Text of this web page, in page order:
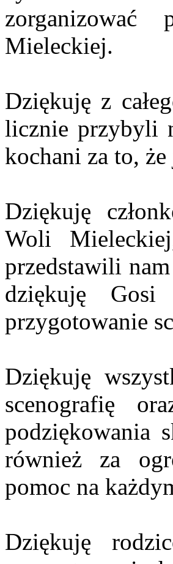
zorganizować
Mieleckiej.
Dziękuję z
licznie przybyli
kochani za to, że
Dziękuję
Woli
przedstawili
dziękuję
przygotowanie
Dziękuję
scenografię
podziękowania
również za
pomoc na
Dziękuję